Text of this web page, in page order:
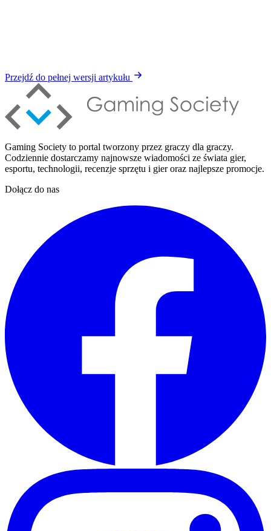
Przejdź do pełnej wersji artykułu
Gaming Society to portal tworzony przez graczy dla graczy.
Codziennie dostarczamy najnowsze wiadomości ze świata gier,
esportu, technologii, recenzje sprzętu i gier oraz najlepsze promocje.
Dołącz do nas